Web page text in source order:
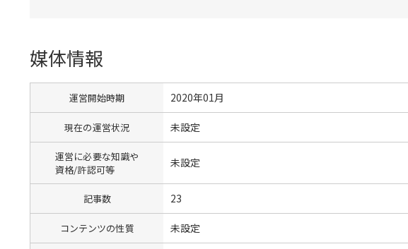
媒体情報
運営開始時期 2020年01月
現在の運営状況 未設定
運営に必要な知識や
資格/許認可等
未設定
記事数 23
コンテンツの性質 未設定